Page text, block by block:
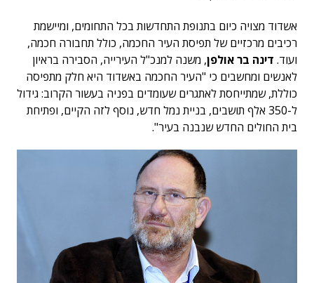
אשדוד מצויה כיום בתנופת התחדשות בכל התחומים, ומיישמת
רכיבים מרכזיים של תפיסת העיר החכמה, כולל תחבורה חכמה,
ועוד. דינה בר אולפן, משנה למנכ"ל העירייה, הסבירה בראיון
לאנשים ומחשבים כי "העיר החכמה באשדוד היא חלק מתפיסה
כוללת, שמתייחסת לאתגרים שעומדים בפניה בעשור הקרוב: גידול
ל-350 אלף תושבים, בניית נמל חדש, נוסף לזה הקיים, ופתיחת
בית החולים החדש שנבנה בעיר".